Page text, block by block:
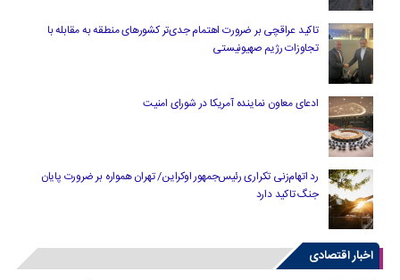
تاکید عراقچی بر ضرورت اهتمام جدی‌تر کشورهای منطقه به مقابله با
تجاوزات رژیم صهیونیستی
ادعای معاون نماینده آمریکا در شورای امنیت
رد اتهام‌زنی تکراری رئیس‌جمهور اوکراین/ تهران همواره بر ضرورت پایان
جنگ تاکید دارد
اخبار اقتصادی